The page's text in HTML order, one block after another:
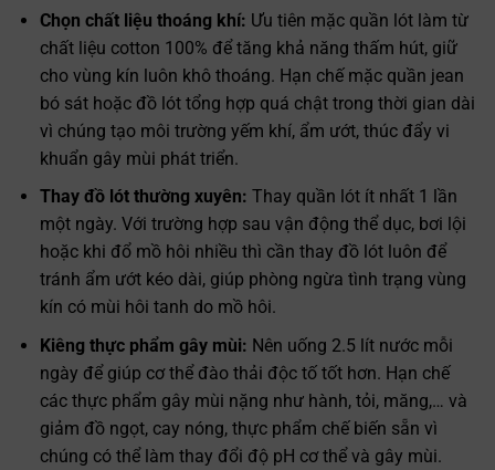
Chọn chất liệu thoáng khí: Ưu tiên mặc quần lót làm từ
chất liệu cotton 100% để tăng khả năng thấm hút, giữ
cho vùng kín luôn khô thoáng. Hạn chế mặc quần jean
bó sát hoặc đồ lót tổng hợp quá chật trong thời gian dài
vì chúng tạo môi trường yếm khí, ẩm ướt, thúc đẩy vi
khuẩn gây mùi phát triển.
Thay đồ lót thường xuyên: Thay quần lót ít nhất 1 lần
một ngày. Với trường hợp sau vận động thể dục, bơi lội
hoặc khi đổ mồ hôi nhiều thì cần thay đồ lót luôn để
tránh ẩm ướt kéo dài, giúp phòng ngừa tình trạng vùng
kín có mùi hôi tanh do mồ hôi.
Kiêng thực phẩm gây mùi: Nên uống 2.5 lít nước mỗi
ngày để giúp cơ thể đào thải độc tố tốt hơn. Hạn chế
các thực phẩm gây mùi nặng như hành, tỏi, măng,… và
giảm đồ ngọt, cay nóng, thực phẩm chế biến sẵn vì
chúng có thể làm thay đổi độ pH cơ thể và gây mùi.